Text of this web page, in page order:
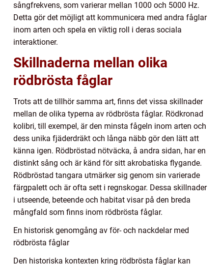
sångfrekvens, som varierar mellan 1000 och 5000 Hz.
Detta gör det möjligt att kommunicera med andra fåglar
inom arten och spela en viktig roll i deras sociala
interaktioner.
Skillnaderna mellan olika
rödbrösta fåglar
Trots att de tillhör samma art, finns det vissa skillnader
mellan de olika typerna av rödbrösta fåglar. Rödkronad
kolibri, till exempel, är den minsta fågeln inom arten och
dess unika fjäderdräkt och långa näbb gör den lätt att
känna igen. Rödbröstad nötväcka, å andra sidan, har en
distinkt sång och är känd för sitt akrobatiska flygande.
Rödbröstad tangara utmärker sig genom sin varierade
färgpalett och är ofta sett i regnskogar. Dessa skillnader
i utseende, beteende och habitat visar på den breda
mångfald som finns inom rödbrösta fåglar.
En historisk genomgång av för- och nackdelar med
rödbrösta fåglar
Den historiska kontexten kring rödbrösta fåglar kan